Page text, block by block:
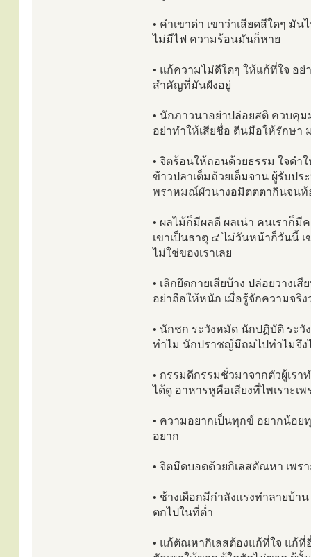
• คำเขาด่า เขาว่าเสียดสีใดๆ มั
ไม่มีไฟ ความร้อนมันก็หาย
• แก้ความไม่ดีใดๆ ให้แก้ที่ใจ อ
สำคัญที่มันฝังอยู่
• นักภาวนาอย่าปล่อยสติ ควบคุ
อย่าทำให้เสียชื่อ ตีนมือให้รักษา
• จิตร้อนให้ถอนด้วยธรรม ใจดำ
ข้าวปลาเต็มถ้วยเต็มจาน ผู้รับป
พราหมณ์ผัวนางอมิตตตากินจนท้
• ผลไม้ก็มีผลดี ผลเน่า คนเราก็
เขาเป็นธาตุ ๔ ไม่วันหน้าก็วันนี้ เ
ไม่ใช่ของเราเลย
• เลิกยึดกายเสียบ้าง ปล่อยวางเ
อย่าถือให้หนัก เมื่อรู้จักความจริ
• นักชก ระวังหมัด นักปฏิบัติ ระ
ทำไม นักปราชญ์มีถมไปทำไมจึง
• กรรมดีกรรมชั่วมาจากตัวผู้เร
ได้ดู อาหารหูคือเสียงที่ไพเราะเพ
• ความอยากเป็นทุกข์ อยากน้อ
อยาก
• จิตมืดบอดด้วยกิเลสตัณหา เพ
• ช้างเผือกมีกำลังแรงทำลายบ้า
ตกไปในที่ต่ำ
• แก้ตัณหากิเลสต้องแก้ที่ใจ แก้ที่